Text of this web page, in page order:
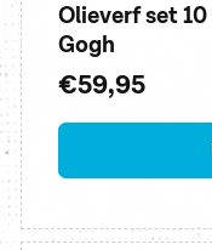
Olieverf set
Gogh
Normale
prijs
€59,95